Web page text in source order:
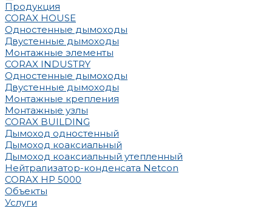
Продукция
CORAX HOUSE
Одностенные дымоходы
Двустенные дымоходы
Монтажные элементы
CORAX INDUSTRY
Одностенные дымоходы
Двустенные дымоходы
Монтажные крепления
Монтажные узлы
CORAX BUILDING
Дымоход одностенный
Дымоход коаксиальный
Дымоход коаксиальный утепленный
Нейтрализатор-конденсата Netcon
CORAX HP 5000
Объекты
Услуги